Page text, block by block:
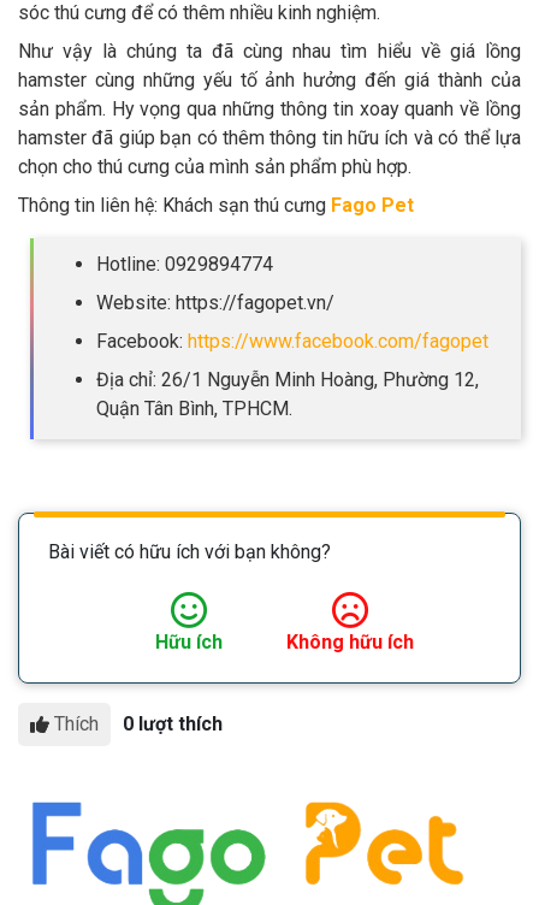
sóc thú cưng để có thêm nhiều kinh nghiệm.
Như vậy là chúng ta đã cùng nhau tìm hiểu về giá lồng
hamster cùng những yếu tố ảnh hưởng đến giá thành của
sản phẩm. Hy vọng qua những thông tin xoay quanh về lồng
hamster đã giúp bạn có thêm thông tin hữu ích và có thể lựa
chọn cho thú cưng của mình sản phẩm phù hợp.
Thông tin liên hệ: Khách sạn thú cưng Fago Pet
Hotline: 0929894774
Website: https://fagopet.vn/
Facebook: https://www.facebook.com/fagopet
Địa chỉ: 26/1 Nguyễn Minh Hoàng, Phường 12,
Quận Tân Bình, TPHCM.
Bài viết có hữu ích với bạn không?
Hữu ích Không hữu ích
Thích 0 lượt thích